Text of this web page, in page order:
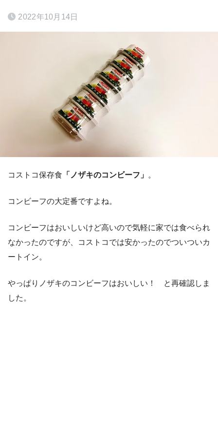
2022年10月14日
コストコ保存食 「ノザキのコンビーフ」 。
コンビーフの大定番ですよね。
コンビーフはおいしいけど高いので気軽に家では食べられ
なかったのですが、コストコでは安かったのでついついカ
ートイン。
やっぱりノザキのコンビーフはおいしい！ と再確認しま
した。